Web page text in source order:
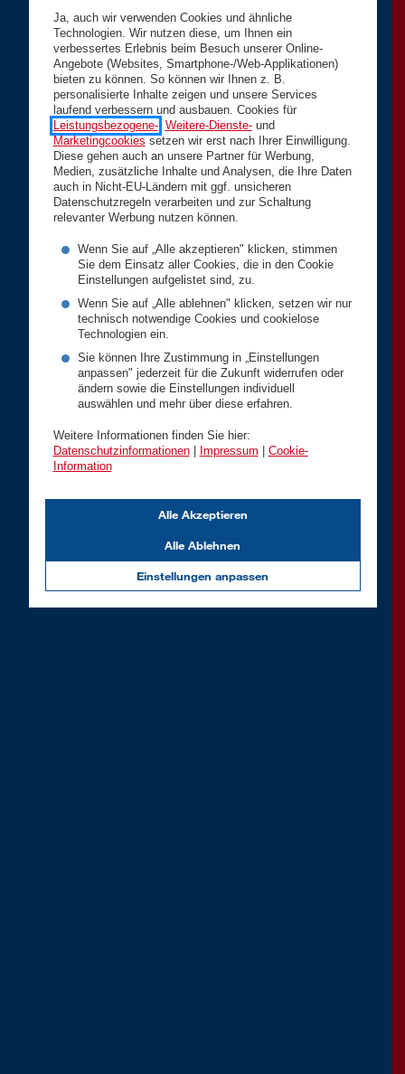
Ja, auch wir verwenden Cookies und ähnliche
Technologien. Wir nutzen diese, um Ihnen ein
verbessertes Erlebnis beim Besuch unserer Online-
Angebote (Websites, Smartphone-/Web-Applikationen)
bieten zu können. So können wir Ihnen z. B.
personalisierte Inhalte zeigen und unsere Services
laufend verbessern und ausbauen. Cookies für
Leistungsbezogene-, Weitere-Dienste-und
Marketingcookies setzen wir erst nach Ihrer Einwilligung.
Diese gehen auch an unsere Partner für Werbung,
Medien, zusätzliche Inhalte und Analysen, die Ihre Daten
auch in Nicht-EU-Ländern mit ggf. unsicheren
Datenschutzregeln verarbeiten und zur Schaltung
relevanter Werbung nutzen können.
Wenn Sie auf „Alle akzeptieren" klicken, stimmen
Sie dem Einsatz aller Cookies, die in den Cookie
Einstellungen aufgelistet sind, zu.
Wenn Sie auf „Alle ablehnen" klicken, setzen wir nur
technisch notwendige Cookies und cookielose
Technologien ein.
Sie können Ihre Zustimmung in „Einstellungen
anpassen" jederzeit für die Zukunft widerrufen oder
ändern sowie die Einstellungen individuell
auswählen und mehr über diese erfahren.
Weitere Informationen finden Sie hier:
Datenschutzinformationen| Impressum
Cookie-
Information
Einstellungen anpassen
Alle Ablehnen
Alle Akzeptieren